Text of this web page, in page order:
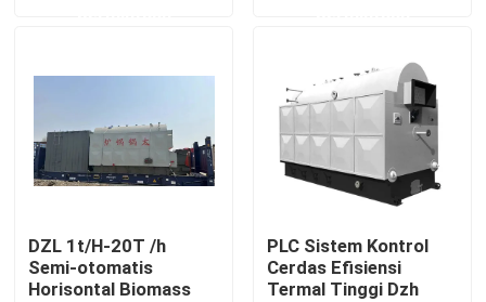
Berita
Ketel Minyak Gas
DZL 1t/H-20T /h
Semi-otomatis
Horisontal Biomass
PLC Sistem Kontrol
Cerdas Efisiensi
Termal Tinggi Dzh